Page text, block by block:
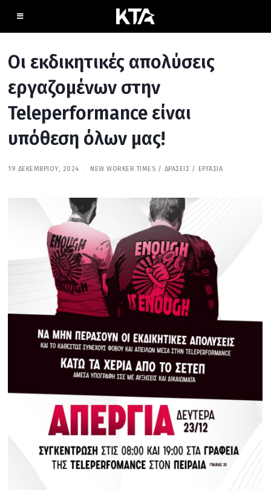
Οι εκδικητικές απολύσεις
εργαζομένων στην
Teleperformance είναι
υπόθεση όλων μας!
19 ΔΕΚΕΜΒΡΊΟΥ, 2024
Τ
Ω
Β
Ί
Ο
Υ
,
2
0
2
5
NEW WORKER TIMES / ΔΡΆΣΕΙΣ / ΕΡΓΑΣΊΑ